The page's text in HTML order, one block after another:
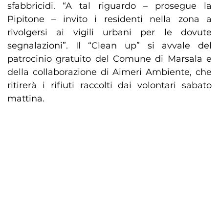
sfabbricidi. “A tal riguardo – prosegue la
Pipitone – invito i residenti nella zona a
rivolgersi ai vigili urbani per le dovute
segnalazioni”. Il “Clean up” si avvale del
patrocinio gratuito del Comune di Marsala e
della collaborazione di Aimeri Ambiente, che
ritirerà i rifiuti raccolti dai volontari sabato
mattina.